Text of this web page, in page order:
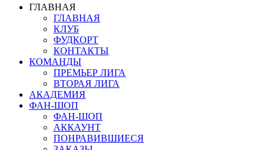
ГЛАВНАЯ
ГЛАВНАЯ
КЛУБ
ФУДКОРТ
КОНТАКТЫ
КОМАНДЫ
ПРЕМЬЕР ЛИГА
ВТОРАЯ ЛИГА
АКАДЕМИЯ
ФАН-ШОП
ФАН-ШОП
АККАУНТ
ПОНРАВИВШИЕСЯ